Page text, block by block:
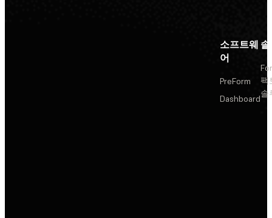
소프트웨
어
PreForm
Dashboard
팩
솔